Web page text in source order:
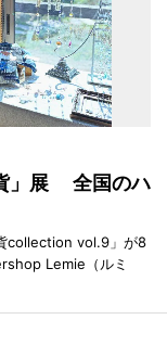
」展 全国のハ
collection vol.9」が8
Lemie（ルミ